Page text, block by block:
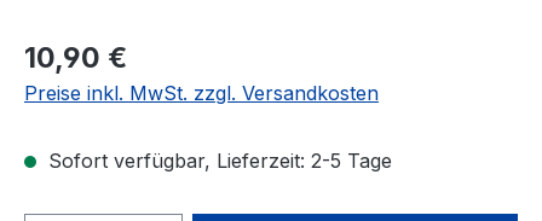
10,90 €
Preise inkl. MwSt. zzgl. Versandkosten
Sofort verfügbar, Lieferzeit: 2-5 Tage